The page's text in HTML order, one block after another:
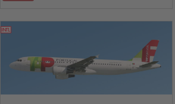
Einnahmen deutlich steigern – Passagiere profi